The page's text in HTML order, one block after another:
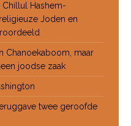
Chillul Hashem-
Joden en
Chanoekaboom, maar
joodse zaak
twee geroofde